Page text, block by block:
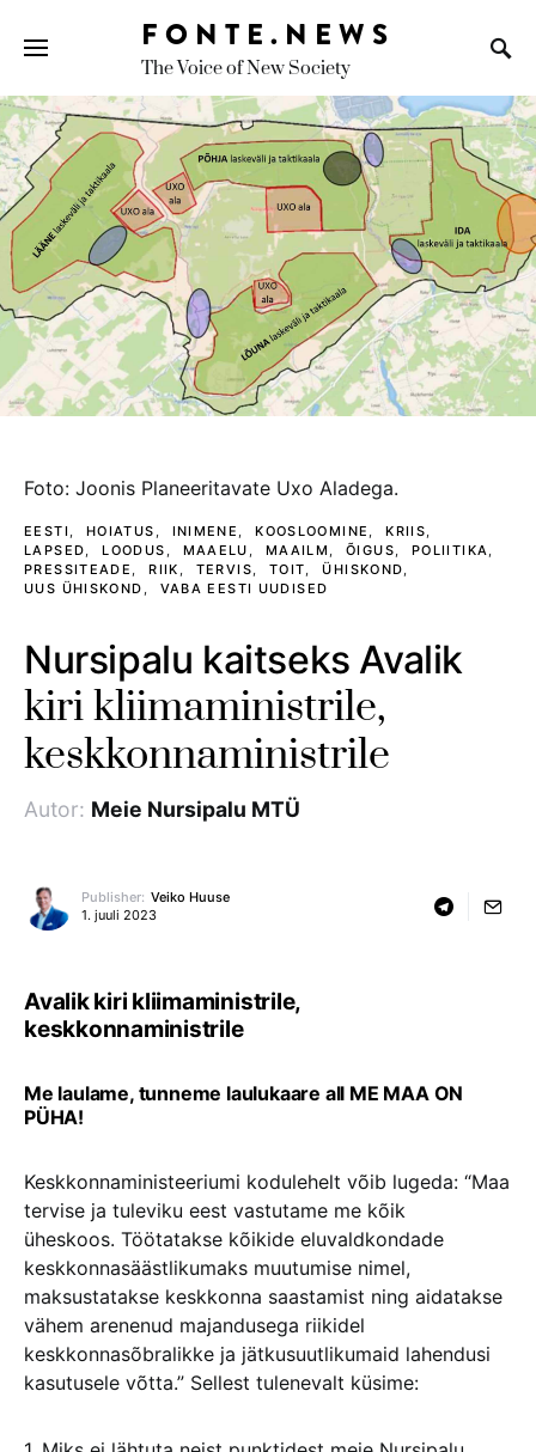
FONTE.NEWS
The Voice of New Society
foto: joonis planeeritavate uxo aladega.
EESTI HOIATUS INIMENE KOOSLOOMINE
KRIIS
LAPSED
LOODUS MAAELU MAAILM ÕIGUS
POLIITIKA
PRESSITEADE
RIIK TERVIS TOIT
ÜHISKOND
UUS ÜHISKOND
VABA EESTI UUDISED
Nursipalu kaitseks Avalik
kiri kliimaministrile,
keskkonnaministrile
Autor: Meie Nursipalu MTÜ
Publisher: Veiko Huuse
1. juuli 2023
Avalik kiri kliimaministrile,
keskkonnaministrile
Me laulame, tunneme laulukaare all ME MAA ON
PÜHA!
Keskkonnaministeeriumi kodulehelt võib lugeda: “Maa
tervise ja tuleviku eest vastutame me kõik
üheskoos. Töötatakse kõikide eluvaldkondade
keskkonnasäästlikumaks muutumise nimel,
maksustatakse keskkonna saastamist ning aidatakse
vähem arenenud majandusega riikidel
keskkonnasõbralikke ja jätkusuutlikumaid lahendusi
kasutusele võtta.” Sellest tulenevalt küsime: